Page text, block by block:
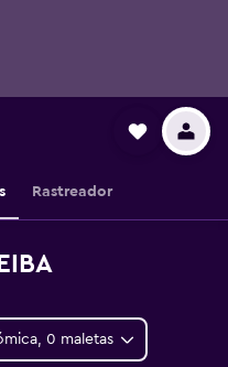
Rastreador
0 maletas